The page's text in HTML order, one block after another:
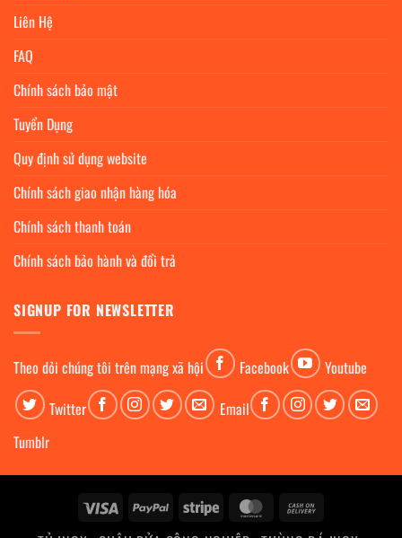
Liên Hệ
FAQ
Chính sách bảo mật
Tuyển Dụng
Quy định sử dụng website
Chính sách giao nhận hàng hóa
Chính sách thanh toán
Chính sách bảo hành và đổi trả
SIGNUP FOR NEWSLETTER
Theo dỏi chúng tôi trên mạng xã hội Facebook
Youtube
Twitter
Email
Tumblr
Visa PayPal Stripe MasterCard